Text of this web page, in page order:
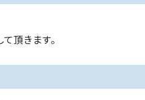
頂きます。